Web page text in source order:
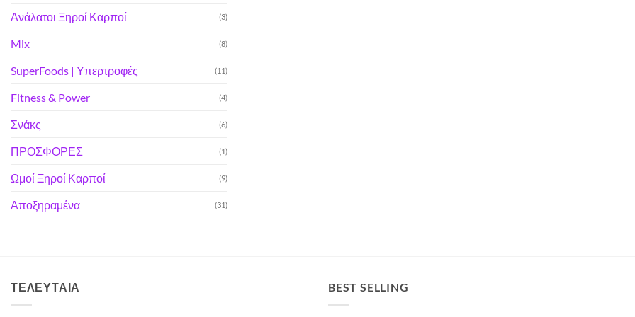
Ανάλατοι Ξηροί Καρποί (3)
Mix (8)
SuperFoods | Υπερτροφές (11)
Fitness & Power (4)
Σνάκς (6)
ΠΡΟΣΦΟΡΕΣ (1)
Ωμοί Ξηροί Καρποί (9)
Αποξηραμένα (31)
ΤΕΛΕΥΤΑΊΑ BEST SELLING